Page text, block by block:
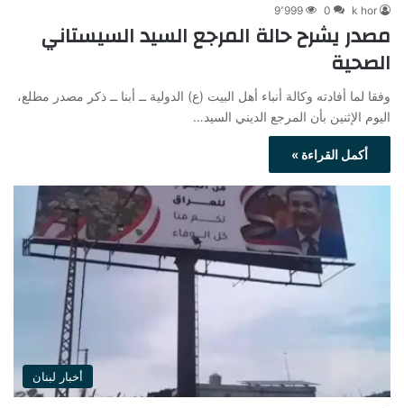
k hor
0 9٬999
مصدر يشرح حالة المرجع السيد السيستاني
الصحية
وفقا لما أفادته وكالة أنباء أهل البيت (ع) الدولية ــ أبنا ــ ذكر مصدر مطلع،
اليوم الإثنين بأن المرجع الديني السيد…
أكمل القراءة »
أخبار لبنان